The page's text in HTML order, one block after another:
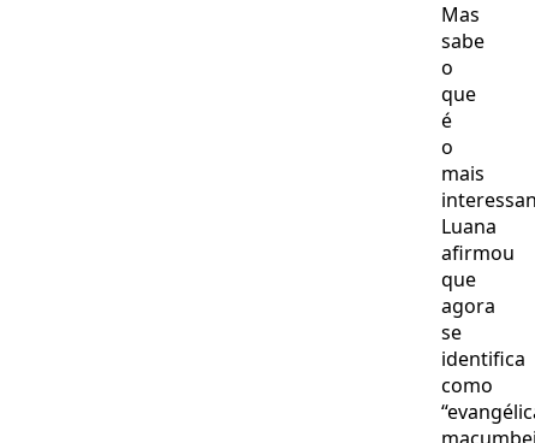
Mas
sabe
o
que
é
o
mais
Luana
afirmou
que
agora
se
identifica
como